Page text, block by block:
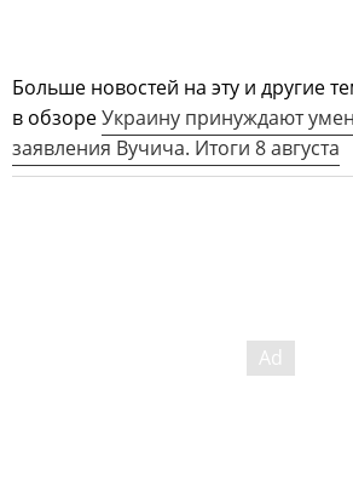
Больше новостей на эту и другие
в обзореУкраину принуждают
заявления Вучича. Итоги 8 августа